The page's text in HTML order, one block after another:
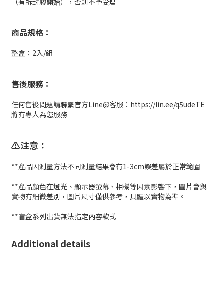
（有拆封膠開始），否則不予受理
商品規格：
整盒：2入/組
售後服務：
任何售後問題請聯繫官方Line@客服：https://lin.ee/q5udeTE
將有專人為您服務
⚠️注意：
**產品因測量方法不同測量結果會有1-3cm誤差屬於正常範圍
**產品顏色在燈光、顯示器螢幕、相機等因素影響下，圖片會與
實物有細微差別，圖片尺寸僅供參考，具體以實物為準。
**盲盒系列出貨無法指定內容款式
Additional details